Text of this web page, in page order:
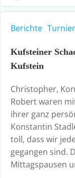
Berichte
Kufsteiner
Kufstein
Christopher,
Robert waren
ihrer ganz
Konstantin
toll, dass wir
gegangen sind.
Mittagspausen